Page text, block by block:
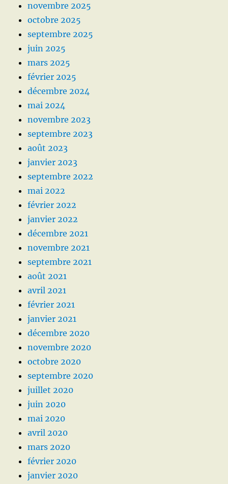
novembre 2025
octobre 2025
septembre 2025
juin 2025
mars 2025
février 2025
décembre 2024
mai 2024
novembre 2023
septembre 2023
août 2023
janvier 2023
septembre 2022
mai 2022
février 2022
janvier 2022
décembre 2021
novembre 2021
septembre 2021
août 2021
avril 2021
février 2021
janvier 2021
décembre 2020
novembre 2020
octobre 2020
septembre 2020
juillet 2020
juin 2020
mai 2020
avril 2020
mars 2020
février 2020
janvier 2020